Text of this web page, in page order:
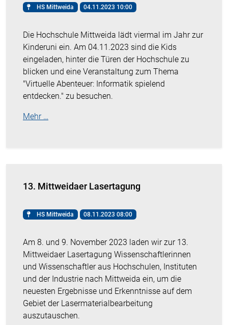
HS Mittweida 04.11.2023 10:00
Die Hochschule Mittweida lädt viermal im Jahr zur
Kinderuni ein. Am 04.11.2023 sind die Kids
eingeladen, hinter die Türen der Hochschule zu
blicken und eine Veranstaltung zum Thema
"Virtuelle Abenteuer: Informatik spielend
entdecken." zu besuchen.
Mehr …
13. Mittweidaer Lasertagung
HS Mittweida 08.11.2023 08:00
Am 8. und 9. November 2023 laden wir zur 13.
Mittweidaer Lasertagung Wissenschaftlerinnen
und Wissenschaftler aus Hochschulen, Instituten
und der Industrie nach Mittweida ein, um die
neuesten Ergebnisse und Erkenntnisse auf dem
Gebiet der Lasermaterialbearbeitung
auszutauschen.